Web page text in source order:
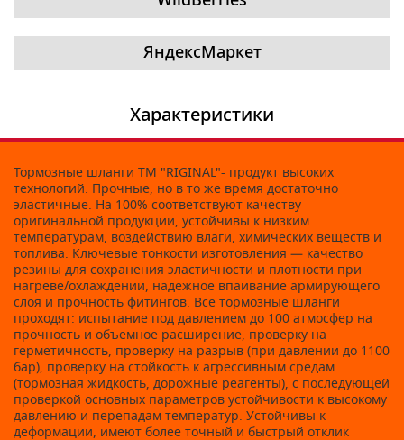
ЯндексМаркет
Характеристики
Тормозные шланги ТМ "RIGINAL"- продукт высоких
технологий. Прочные, но в то же время достаточно
эластичные. На 100% соответствуют качеству
оригинальной продукции, устойчивы к низким
температурам, воздействию влаги, химических веществ и
топлива. Ключевые тонкости изготовления — качество
резины для сохранения эластичности и плотности при
нагреве/охлаждении, надежное впаивание армирующего
слоя и прочность фитингов. Все тормозные шланги
проходят: испытание под давлением до 100 атмосфер на
прочность и объемное расширение, проверку на
герметичность, проверку на разрыв (при давлении до 1100
бар), проверку на стойкость к агрессивным средам
(тормозная жидкость, дорожные реагенты), с последующей
проверкой основных параметров устойчивости к высокому
давлению и перепадам температур. Устойчивы к
деформации, имеют более точный и быстрый отклик